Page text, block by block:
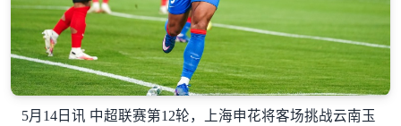
5月14日讯 中超联赛第12轮，上海申花将客场挑战云南玉